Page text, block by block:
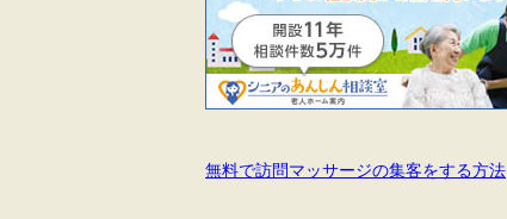
無料で訪問マッサージの集客をする方法